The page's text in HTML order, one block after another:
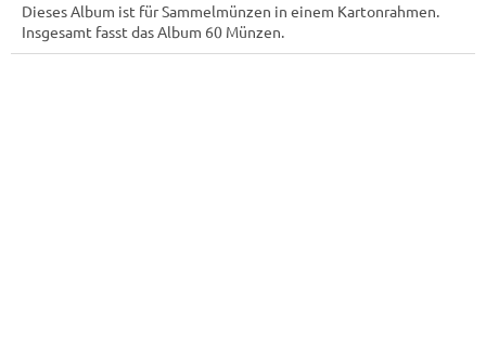
Dieses Album ist für Sammelmünzen in einem Kartonrahmen.
Insgesamt fasst das Album 60 Münzen.